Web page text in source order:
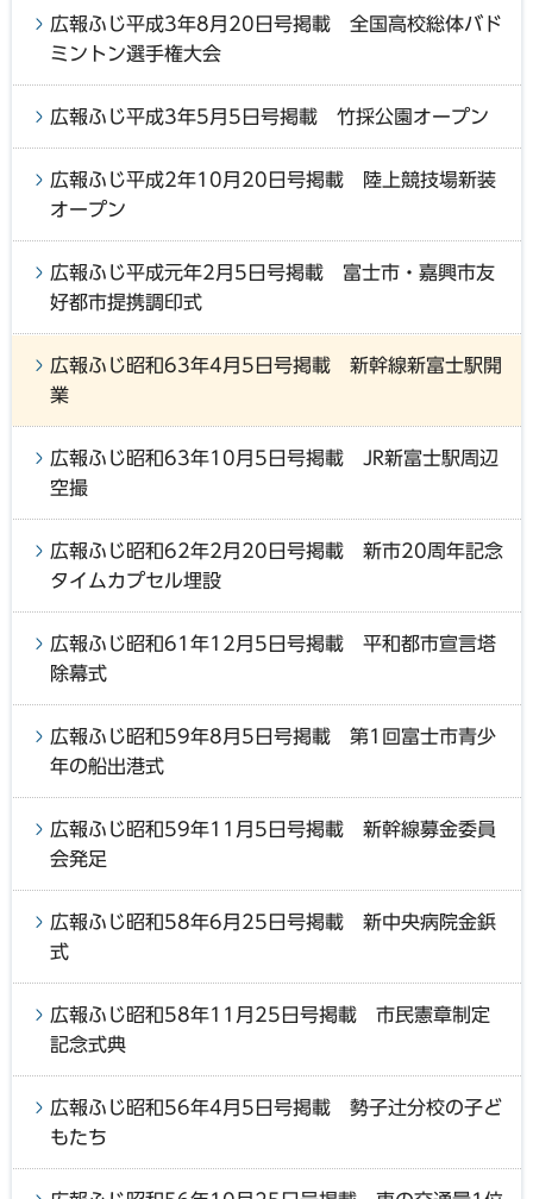
広報ふじ平成3年8月20日号掲載 全国高校総体バド
ミントン選手権大会
広報ふじ平成3年5月5日号掲載 竹採公園オープン
広報ふじ平成2年10月20日号掲載 陸上競技場新装
オープン
広報ふじ平成元年2月5日号掲載 富士市・嘉興市友
好都市提携調印式
広報ふじ昭和63年4月5日号掲載 新幹線新富士駅開
業
広報ふじ昭和63年10月5日号掲載 JR新富士駅周辺
空撮
広報ふじ昭和62年2月20日号掲載 新市20周年記念
タイムカプセル埋設
広報ふじ昭和61年12月5日号掲載 平和都市宣言塔
除幕式
広報ふじ昭和59年8月5日号掲載 第1回富士市青少
年の船出港式
広報ふじ昭和59年11月5日号掲載 新幹線募金委員
会発足
広報ふじ昭和58年6月25日号掲載 新中央病院金鋲
式
広報ふじ昭和58年11月25日号掲載 市民憲章制定
記念式典
広報ふじ昭和56年4月5日号掲載 勢子辻分校の子ど
もたち